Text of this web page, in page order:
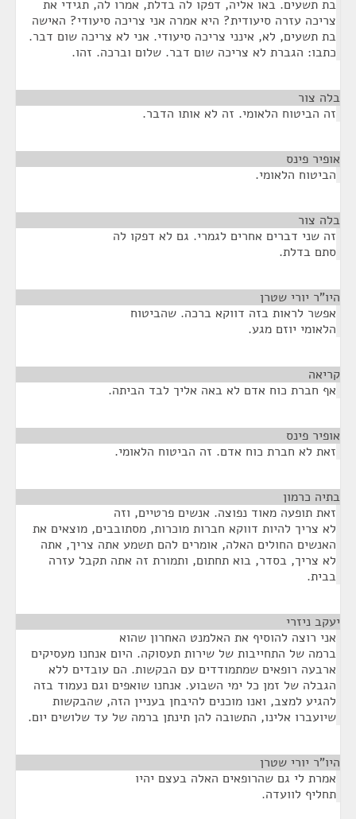
בת תשעים. באו אליה, דפקו לה בדלת, אמרו לה, תגידי את
צריכה עזרה סיעודית? היא אמרה אני צריכה סיעודי? האישה
בת תשעים, לא, אינני צריכה סיעודי. אני לא צריכה שום דבר.
כתבו: הגברת לא צריכה שום דבר. שלום וברכה. זהו.
בלה צור
זה הביטוח הלאומי. זה לא אותו הדבר.
אופיר פינס
הביטוח הלאומי.
בלה צור
זה שני דברים אחרים לגמרי. גם לא דפקו לה
סתם בדלת.
היו"ר יורי שטרן
אפשר לראות בזה דווקא ברכה. שהביטוח
הלאומי יוזם מגע.
קריאה
אף חברת כוח אדם לא באה אליך לבד הביתה.
אופיר פינס
זאת לא חברת כוח אדם. זה הביטוח הלאומי.
בתיה כרמון
זאת תופעה מאוד נפוצה. אנשים פרטיים, וזה
לא צריך להיות דווקא חברות מוכרות, מסתובבים, מוצאים את
האנשים החולים האלה, אומרים להם תשמע אתה צריך, אתה
לא צריך, בסדר, בוא תחתום, ותמורת זה אתה תקבל עזרה
בבית.
יעקב ניזרי
אני רוצה להוסיף את האלמנט האחרון שהוא
ברמה של התחייבות של שירות תעסוקה. היום אנחנו מעסיקים
ארבעה רופאים שמתמודדים עם הבקשות. הם עובדים ללא
הגבלה של זמן כל ימי השבוע. אנחנו שואפים וגם נעמוד בזה
להגיע למצב, ואנו מוכנים להיבחן בעניין הזה, שהבקשות
שיועברו אלינו, התשובה להן תינתן ברמה של עד שלושים יום.
היו"ר יורי שטרן
אמרת לי גם שהרופאים האלה בעצם יהיו
תחליף לוועדה.